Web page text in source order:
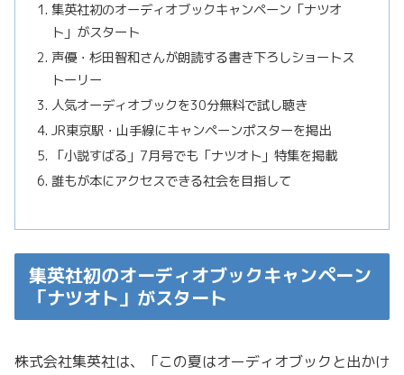
集英社初のオーディオブックキャンペーン「ナツオ
ト」がスタート
声優・杉田智和さんが朗読する書き下ろしショートス
トーリー
人気オーディオブックを30分無料で試し聴き
JR東京駅・山手線にキャンペーンポスターを掲出
「小説すばる」7月号でも「ナツオト」特集を掲載
誰もが本にアクセスできる社会を目指して
集英社初のオーディオブックキャンペーン
「ナツオト」がスタート
株式会社集英社は、「この夏はオーディオブックと出かけ